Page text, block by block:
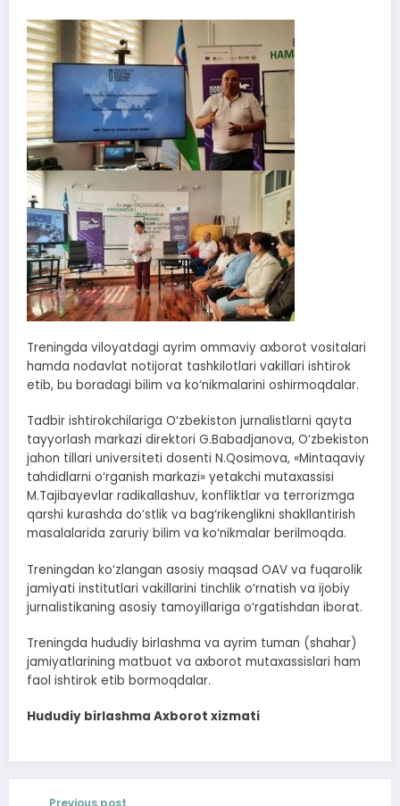
Treningda viloyatdagi ayrim ommaviy axborot vositalari
hamda nodavlat notijorat tashkilotlari vakillari ishtirok
etib, bu boradagi bilim va ko‘nikmalarini oshirmoqdalar.
Tadbir ishtirokchilariga O‘zbekiston jurnalistlarni qayta
tayyorlash markazi direktori G.Babadjanova, O‘zbekiston
jahon tillari universiteti dosenti N.Qosimova, «Mintaqaviy
tahdidlarni o‘rganish markazi» yetakchi mutaxassisi
M.Tajibayevlar radikallashuv, konfliktlar va terrorizmga
qarshi kurashda do‘stlik va bag‘rikenglikni shakllantirish
masalalarida zaruriy bilim va ko‘nikmalar berilmoqda.
Treningdan ko‘zlangan asosiy maqsad OAV va fuqarolik
jamiyati institutlari vakillarini tinchlik o‘rnatish va ijobiy
jurnalistikaning asosiy tamoyillariga o‘rgatishdan iborat.
Treningda hududiy birlashma va ayrim tuman (shahar)
jamiyatlarining matbuot va axborot mutaxassislari ham
faol ishtirok etib bormoqdalar.
Hududiy birlashma Axborot xizmati
Previous post